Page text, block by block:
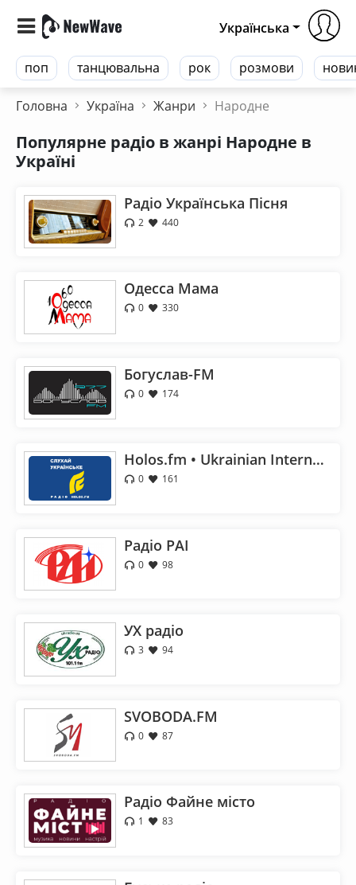
поп танцювальна рок розмови
Українська
Головна Україна Жанри Народне
Популярне радіо в жанрі Народне в
Україні
Радіо Українська Пісня
2 440
Одесса Мама
0 330
Богуслав-FM
0 174
Holos.fm • Ukrainian Internet Radio
0 161
Радіо РАІ
0 98
УХ радіо
3 94
SVOBODA.FM
0 87
Радіо Файне місто
1 83